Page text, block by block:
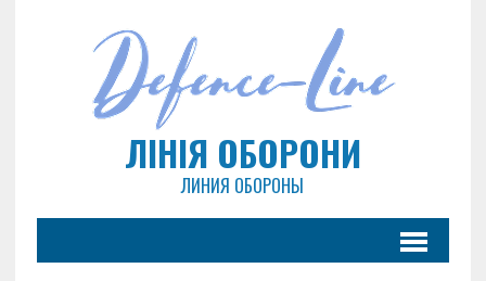
ЛІНІЯ ОБОРОНИ
ЛИНИЯ ОБОРОНЫ